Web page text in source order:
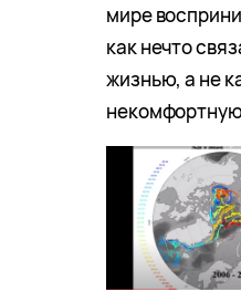
мире
как нечто
жизнью, а не